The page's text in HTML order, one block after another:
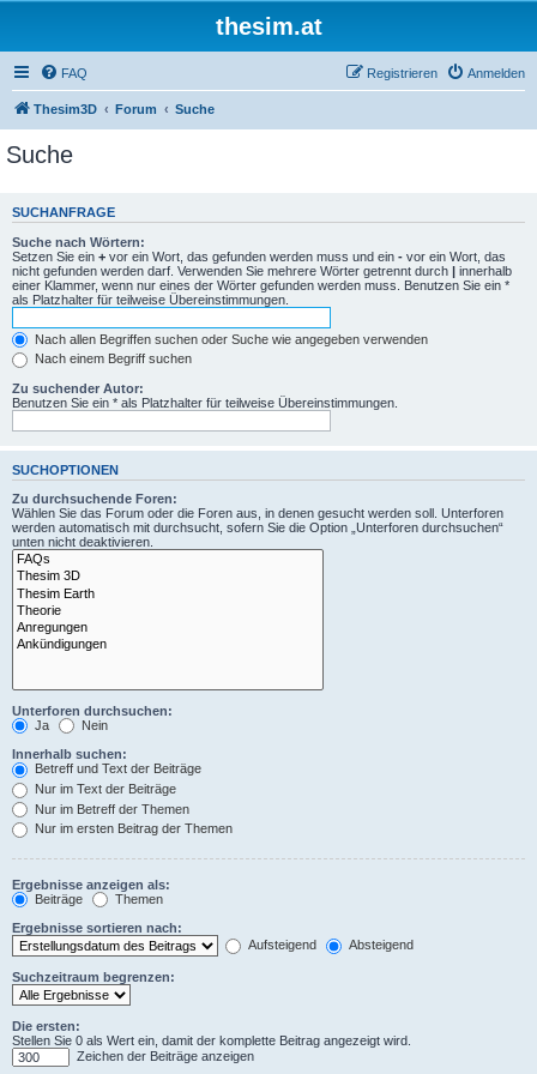
thesim.at
FAQ Anmelden
Registrieren
Thesim3D Forum Suche
Suche
SUCHANFRAGE
Suche nach Wörtern:
Setzen Sie ein + vor ein Wort, das gefunden werden muss und ein - vor ein Wort, das
nicht gefunden werden darf. Verwenden Sie mehrere Wörter getrennt durch | innerhalb
einer Klammer, wenn nur eines der Wörter gefunden werden muss. Benutzen Sie ein *
als Platzhalter für teilweise Übereinstimmungen.
Nach allen Begriffen suchen oder Suche wie angegeben verwenden
Nach einem Begriff suchen
Zu suchender Autor:
Benutzen Sie ein * als Platzhalter für teilweise Übereinstimmungen.
SUCHOPTIONEN
Zu durchsuchende Foren:
Wählen Sie das Forum oder die Foren aus, in denen gesucht werden soll. Unterforen
werden automatisch mit durchsucht, sofern Sie die Option „Unterforen durchsuchen“
unten nicht deaktivieren.
Unterforen durchsuchen:
Ja
Nein
Innerhalb suchen:
Betreff und Text der Beiträge
Nur im Text der Beiträge
Nur im Betreff der Themen
Nur im ersten Beitrag der Themen
Ergebnisse anzeigen als:
Beiträge
Themen
Ergebnisse sortieren nach:
Aufsteigend
Absteigend
Suchzeitraum begrenzen:
Die ersten:
Stellen Sie 0 als Wert ein, damit der komplette Beitrag angezeigt wird.
Zeichen der Beiträge anzeigen